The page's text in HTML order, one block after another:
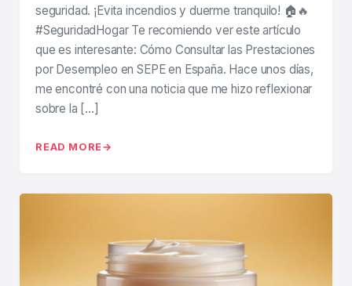
seguridad. ¡Evita incendios y duerme tranquilo! 🏠🔥
#SeguridadHogar Te recomiendo ver este artículo
que es interesante: Cómo Consultar las Prestaciones
por Desempleo en SEPE en España. Hace unos días,
me encontré con una noticia que me hizo reflexionar
sobre la […]
READ MORE